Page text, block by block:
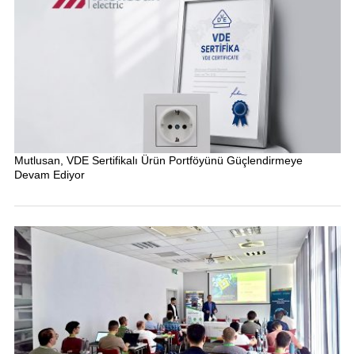
Mutlusan, VDE Sertifikalı Ürün Portföyünü Güçlendirmeye
Devam Ediyor